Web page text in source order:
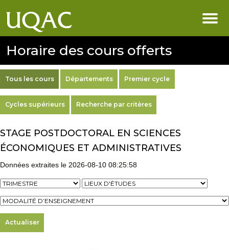
Horaire des cours offerts
Tous les cours Départements Premier cycle
Cycles supérieurs Recherche par critères
STAGE POSTDOCTORAL EN SCIENCES
ÉCONOMIQUES ET ADMINISTRATIVES
Données extraites le 2026-08-10 08:25:58